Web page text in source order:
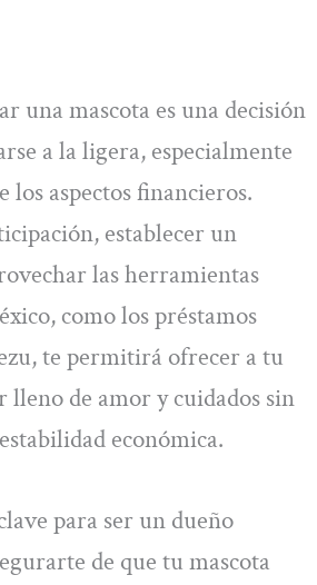
una mascota es una decisión
a la ligera, especialmente
los aspectos financieros.
establecer un
las herramientas
como los préstamos
te permitirá ofrecer a tu
lleno de amor y cuidados sin
económica.
para ser un dueño
de que tu mascota